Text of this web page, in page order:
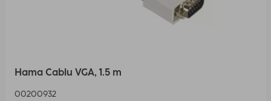
Hama Cablu VGA, 1.5 m
00200932